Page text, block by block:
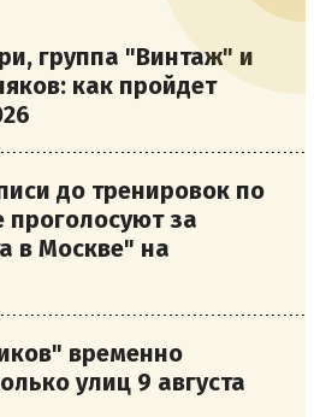
группа "Винтаж" и
как пройдет
до тренировок по
проголосуют за
в Москве" на
временно
улиц 9 августа